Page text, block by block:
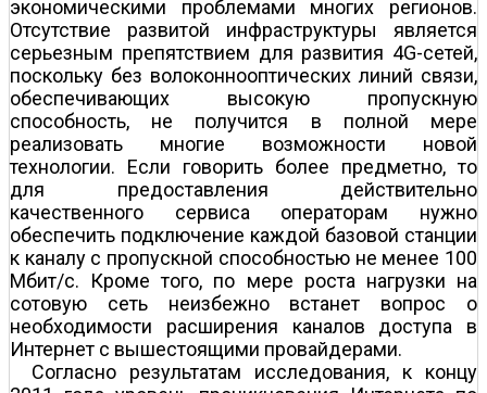
экономическими проблемами многих регионов.
Отсутствие развитой инфраструктуры является
серьезным препятствием для развития 4G-сетей,
поскольку без волоконно­оптических линий связи,
обеспечивающих высокую пропускную
способность, не получится в полной мере
реализовать многие возможности новой
технологии. Если говорить более предметно, то
для предоставления действительно
качественного сервиса операторам нужно
обеспечить подключение каждой базовой станции
к каналу с пропускной способностью не менее 100
Мбит/с. Кроме того, по мере роста нагрузки на
сотовую сеть неизбежно встанет вопрос о
необходимости расширения каналов доступа в
Интернет с вышестоящими провайдерами.
Согласно результатам исследования, к концу